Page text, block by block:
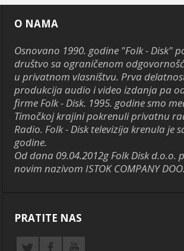
O NAMA
Osnovano 1990. godine "Folk - Disk"
društvo sa ograničenom
u privatnom vlasništvu. Prva
produkcija audio i video izdanja pa
firme Folk - Disk. 1995. godine smo
Timočkoj krajini pokrenuli privatnu
Radio. Folk - Disk televizija krenula je
godine.
Od dana 09.04.2012g Folk Disk d.o.o.
novim nazivom ISTOK COMPANY DOO.
PRATITE NAS